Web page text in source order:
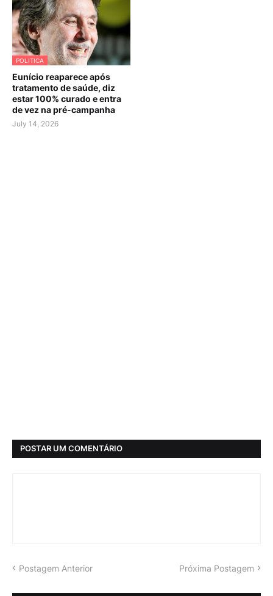
POLITICA
Eunício reaparece após
tratamento de saúde, diz
estar 100% curado e entra
de vez na pré-campanha
July 14, 2026
POSTAR UM COMENTÁRIO
Postagem Anterior Próxima Postagem